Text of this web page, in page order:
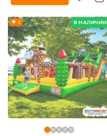
В НАЛИЧИИ
5